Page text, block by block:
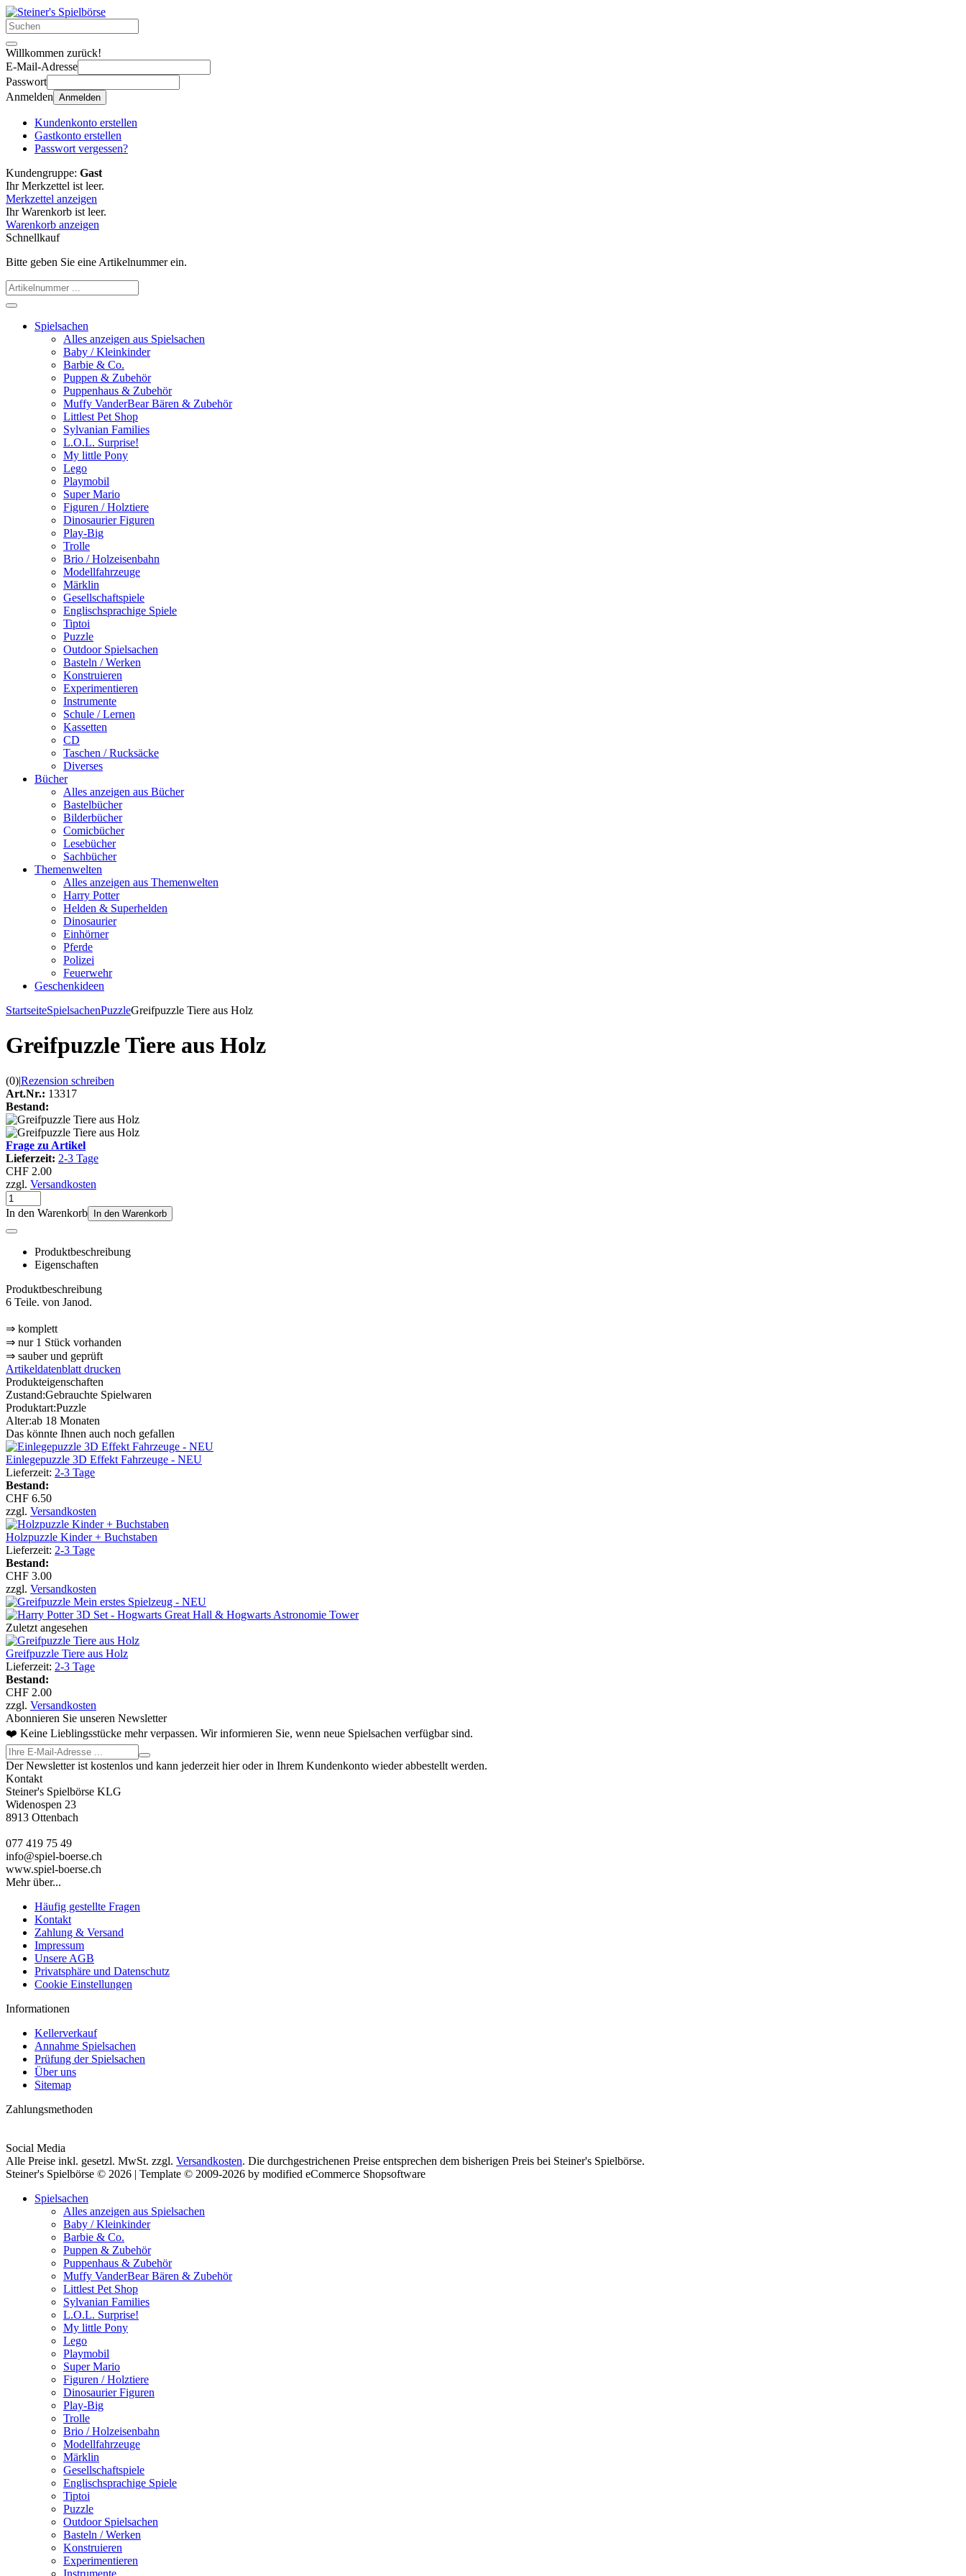
Willkommen zurück!
E-Mail-Adresse
Passwort
Anmelden Anmelden
Kundenkonto erstellen
Gastkonto erstellen
Passwort vergessen?
Kundengruppe: Gast
Ihr Merkzettel ist leer.
Merkzettel anzeigen
Ihr Warenkorb ist leer.
Warenkorb anzeigen
Schnellkauf
Bitte geben Sie eine Artikelnummer ein.
Spielsachen
Alles anzeigen aus Spielsachen
Baby / Kleinkinder
Barbie & Co.
Puppen & Zubehör
Puppenhaus & Zubehör
Muffy VanderBear Bären & Zubehör
Littlest Pet Shop
Sylvanian Families
L.O.L. Surprise!
My little Pony
Lego
Playmobil
Super Mario
Figuren / Holztiere
Dinosaurier Figuren
Play-Big
Trolle
Brio / Holzeisenbahn
Modellfahrzeuge
Märklin
Gesellschaftspiele
Englischsprachige Spiele
Tiptoi
Puzzle
Outdoor Spielsachen
Basteln / Werken
Konstruieren
Experimentieren
Instrumente
Schule / Lernen
Kassetten
CD
Taschen / Rucksäcke
Diverses
Bücher
Alles anzeigen aus Bücher
Bastelbücher
Bilderbücher
Comicbücher
Lesebücher
Sachbücher
Themenwelten
Alles anzeigen aus Themenwelten
Harry Potter
Helden & Superhelden
Dinosaurier
Einhörner
Pferde
Polizei
Feuerwehr
Geschenkideen
StartseiteSpielsachenPuzzleGreifpuzzle Tiere aus Holz
Greifpuzzle Tiere aus Holz
(0)|Rezension schreiben
Art.Nr.: 13317
Bestand:
Frage zu Artikel
Lieferzeit: 2-3 Tage
CHF 2.00
zzgl. Versandkosten
In den Warenkorb In den Warenkorb
Produktbeschreibung
Eigenschaften
Produktbeschreibung
6 Teile. von Janod.
⇒ komplett
⇒ nur 1 Stück vorhanden
⇒ sauber und geprüft
Artikeldatenblatt drucken
Produkteigenschaften
Zustand:Gebrauchte Spielwaren
Produktart:Puzzle
Alter:ab 18 Monaten
Das könnte Ihnen auch noch gefallen
Einlegepuzzle 3D Effekt Fahrzeuge - NEU
Lieferzeit: 2-3 Tage
Bestand:
CHF 6.50
zzgl. Versandkosten
Holzpuzzle Kinder + Buchstaben
Lieferzeit: 2-3 Tage
Bestand:
CHF 3.00
zzgl. Versandkosten
Zuletzt angesehen
Greifpuzzle Tiere aus Holz
Lieferzeit: 2-3 Tage
Bestand:
CHF 2.00
zzgl. Versandkosten
Abonnieren Sie unseren Newsletter
❤️ Keine Lieblingsstücke mehr verpassen. Wir informieren Sie, wenn neue Spielsachen verfügbar sind.
Der Newsletter ist kostenlos und kann jederzeit hier oder in Ihrem Kundenkonto wieder abbestellt werden.
Kontakt
Steiner's Spielbörse KLG
Widenospen 23
8913 Ottenbach
077 419 75 49
info@spiel-boerse.ch
www.spiel-boerse.ch
Mehr über...
Häufig gestellte Fragen
Kontakt
Zahlung & Versand
Impressum
Unsere AGB
Privatsphäre und Datenschutz
Cookie Einstellungen
Informationen
Kellerverkauf
Annahme Spielsachen
Prüfung der Spielsachen
Über uns
Sitemap
Zahlungsmethoden
Social Media
Alle Preise inkl. gesetzl. MwSt. zzgl. Versandkosten. Die durchgestrichenen Preise entsprechen dem bisherigen Preis bei Steiner's Spielbörse.
Steiner's Spielbörse © 2026 | Template © 2009-2026 by modified eCommerce Shopsoftware
Spielsachen
Alles anzeigen aus Spielsachen
Baby / Kleinkinder
Barbie & Co.
Puppen & Zubehör
Puppenhaus & Zubehör
Muffy VanderBear Bären & Zubehör
Littlest Pet Shop
Sylvanian Families
L.O.L. Surprise!
My little Pony
Lego
Playmobil
Super Mario
Figuren / Holztiere
Dinosaurier Figuren
Play-Big
Trolle
Brio / Holzeisenbahn
Modellfahrzeuge
Märklin
Gesellschaftspiele
Englischsprachige Spiele
Tiptoi
Puzzle
Outdoor Spielsachen
Basteln / Werken
Konstruieren
Experimentieren
Instrumente